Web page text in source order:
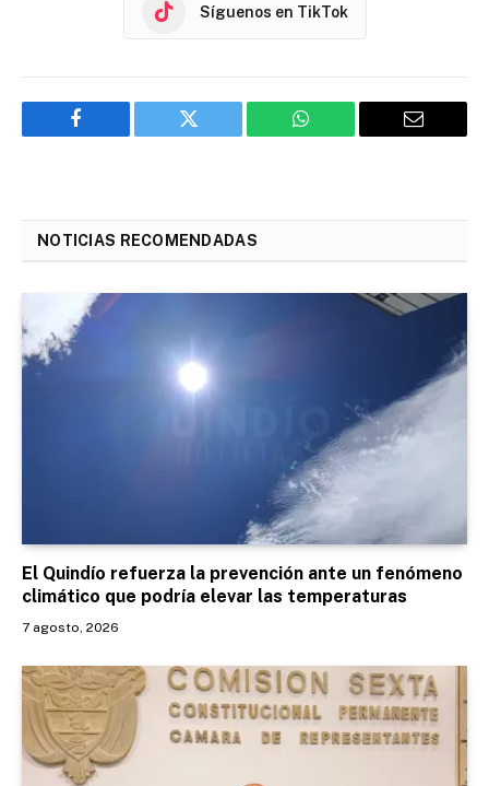
Síguenos en TikTok
Facebook Twitter WhatsApp Email
NOTICIAS RECOMENDADAS
El Quindío refuerza la prevención ante un fenómeno
climático que podría elevar las temperaturas
7 agosto, 2026